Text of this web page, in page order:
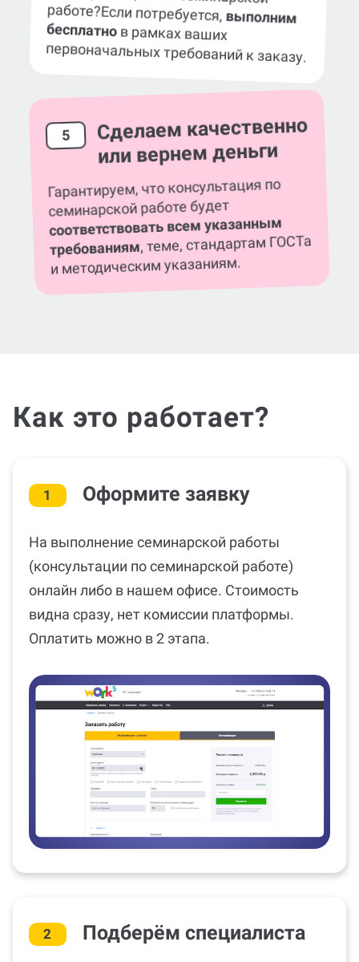
работе?Если потребуется,выполним
бесплатнов рамках ваших
первоначальных требований к заказу.
5 Сделаем качественно
или вернем деньги
Гарантируем, что консультация по
семинарской работе будет
соответствовать всем указанным
требованиям, теме, стандартам ГОСТа
и методическим указаниям.
Как это работает?
1 Оформите заявку
На выполнение семинарской работы
(консультации по семинарской работе)
онлайн либо в нашем офисе. Стоимость
видна сразу, нет комиссии платформы.
Оплатить можно в 2 этапа.
2 Подберём специалиста